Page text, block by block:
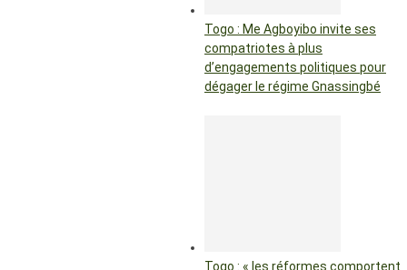
Togo : Me Agboyibo invite ses
compatriotes à plus
d’engagements politiques pour
dégager le régime Gnassingbé
Togo : « les réformes comportent